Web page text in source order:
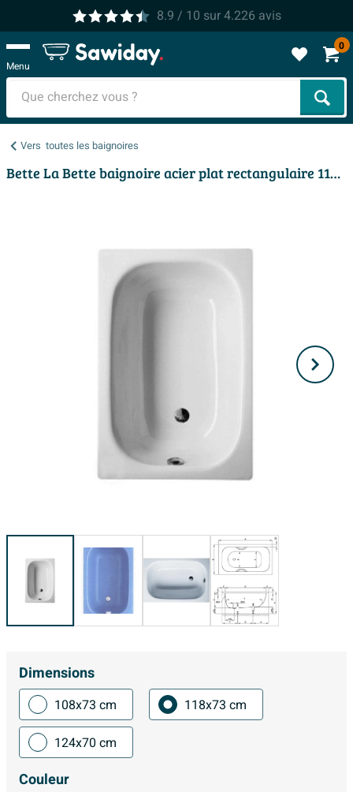
8.9 / 10 sur4.226 avis
Menu
0
Vers toutes les baignoires
Bette La Bette baignoire acier plat rectangulaire 118x73x38cm blanc
Dimensions
108x73 cm
118x73 cm
124x70 cm
Couleur